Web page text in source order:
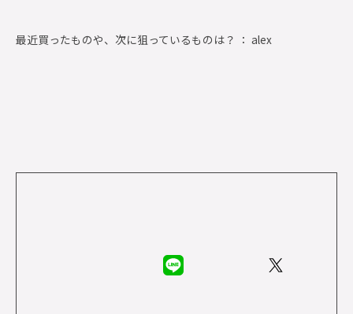
最近買ったものや、次に狙っているものは？ ： alex